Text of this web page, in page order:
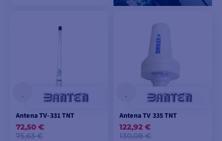
Antena TV-331 TNT
72,50 €
75,63 €
Antena TV 335 TNT
122,92 €
130,08 €